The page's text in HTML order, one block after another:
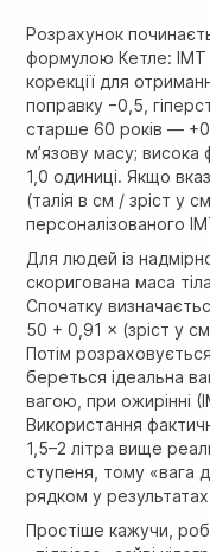
Розрахунок
формулою Кетле: ІМТ
корекції для
поправку −0,5,
старше 60 років —
м’язову масу; висока
1,0 одиниці. Якщо
(талія в см / зріст у
персоналізованого
Для людей із
скоригована маса
Спочатку
50 + 0,91 × (зріст у
Потім
береться ідеальна
вагою, при ожирінні
Використання
1,5–2 літра вище
ступеня, тому «вага
рядком у
Простіше кажучи,